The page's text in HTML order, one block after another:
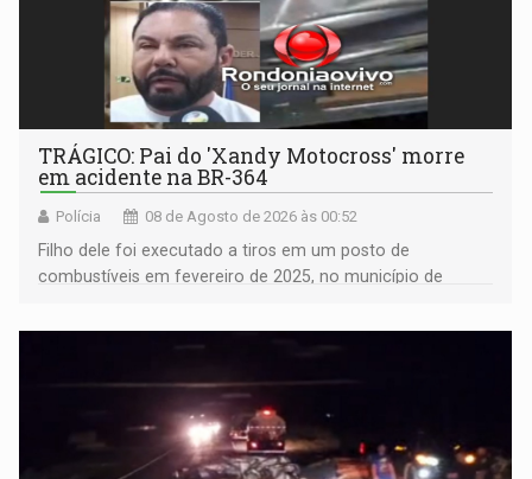
TRÁGICO: Pai do 'Xandy Motocross' morre
em acidente na BR-364
Polícia 08 de Agosto de 2026 às 00:52
Filho dele foi executado a tiros em um posto de
combustíveis em fevereiro de 2025, no município de